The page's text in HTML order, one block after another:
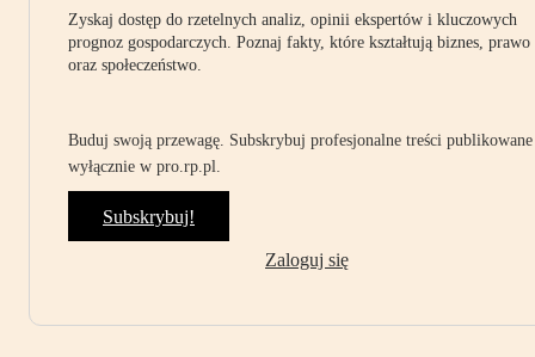
Zyskaj dostęp do rzetelnych analiz, opinii ekspertów i kluczowych
prognoz gospodarczych. Poznaj fakty, które kształtują biznes, prawo
oraz społeczeństwo.
Buduj swoją przewagę. Subskrybuj profesjonalne treści publikowane
wyłącznie w pro.rp.pl.
Subskrybuj!
Zaloguj się